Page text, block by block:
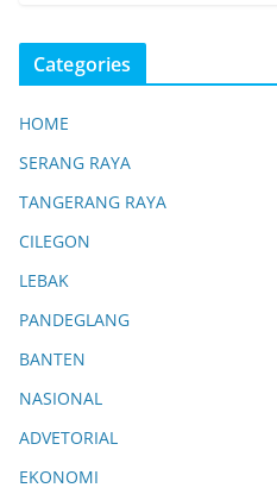
Categories
HOME
SERANG RAYA
TANGERANG RAYA
CILEGON
LEBAK
PANDEGLANG
BANTEN
NASIONAL
ADVETORIAL
EKONOMI